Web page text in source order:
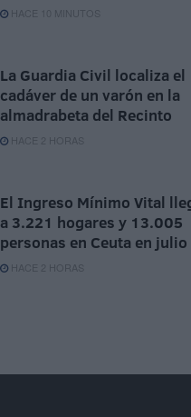
HACE 10 MINUTOS
La Guardia Civil localiza el
cadáver de un varón en la
almadrabeta del Recinto
HACE 2 HORAS
El Ingreso Mínimo Vital
a 3.221 hogares y 13.005
personas en Ceuta en julio
HACE 2 HORAS